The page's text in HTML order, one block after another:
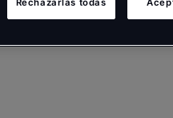
Rechazarlas todas